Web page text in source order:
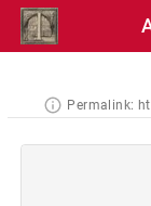
Permalink: